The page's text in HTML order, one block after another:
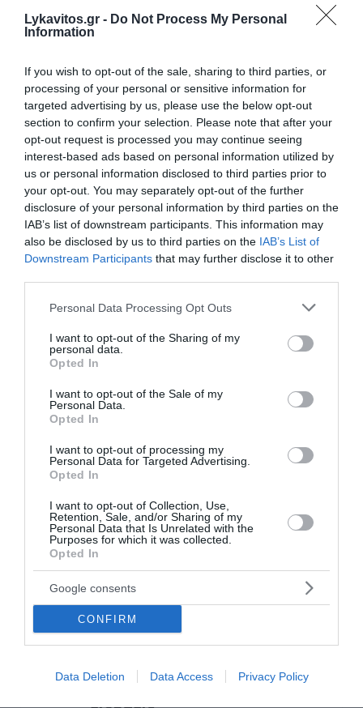
Lykavitos.gr - Do Not Process My Personal
Information
If you wish to opt-out of the sale, sharing to third parties, or
processing of your personal or sensitive information for
targeted advertising by us, please use the below opt-out
section to confirm your selection. Please note that after your
opt-out request is processed you may continue seeing
interest-based ads based on personal information utilized by
us or personal information disclosed to third parties prior to
your opt-out. You may separately opt-out of the further
disclosure of your personal information by third parties on the
IAB’s list of downstream participants. This information may
also be disclosed by us to third parties on the IAB’s List of
Downstream Participants that may further disclose it to other
Please note that this website/app uses one or more Google
not limited to your visit or usage behaviour. You may click to
grant or deny consent to Google and its third-party tags to
use your data for below specified purposes in below Google
consent section.
Personal Data Processing Opt Outs
I want to opt-out of the Sharing of my
personal data.
Opted In
I want to opt-out of the Sale of my
Personal Data.
Opted In
I want to opt-out of processing my
Personal Data for Targeted Advertising.
Opted In
I want to opt-out of Collection, Use,
Retention, Sale, and/or Sharing of my
Personal Data that Is Unrelated with the
Purposes for which it was collected.
Opted In
Google consents
CONFIRM
Data Deletion Data Access Privacy Policy
που αυτοπροσδιορίζονται ως ζώα (Videos)
Eurovision 2026: Viral η διερμηνέας του BBC που
χόρεψε το «Jalla» της Κύπρου
H υπέρλαμπρη καρδιά ενός γαλαξία
Ακολουθήστε το Lykavitos.gr
στο Google News